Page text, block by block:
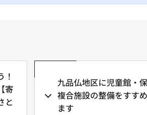
寄
と
九品仏地区に児童館・
複合施設の整備をすす
ます